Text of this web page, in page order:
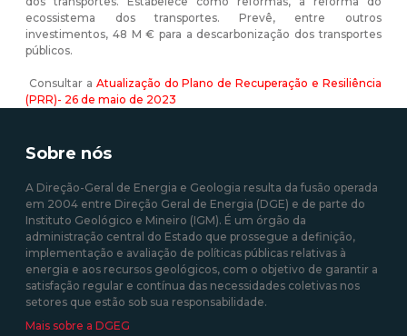
ecossistema dos transportes. Prevê, entre outros
investimentos, 48 M € para a descarbonização dos transportes
públicos.
Consultar a Atualização do Plano de Recuperação e Resiliência
(PRR)- 26 de maio de 2023
Sobre nós
A Direção-Geral de Energia e Geologia resulta da fusão operada
em 2004 entre Direção Geral de Energia (DGE) e de parte do
Instituto Geológico e Mineiro (IGM). É um órgão da
administração central do Estado que prossegue a definição,
implementação e avaliação de políticas públicas relativas à
energia e aos recursos geológicos, com o objetivo de garantir a
satisfação regular e contínua das necessidades coletivas nos
setores que estão sob sua responsabilidade.
Mais sobre a DGEG